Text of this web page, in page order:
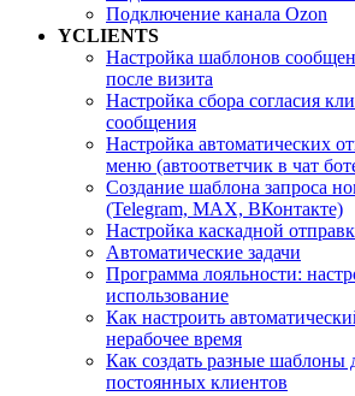
Подключение канала Ozon
YCLIENTS
Настройка шаблонов
после визита
Настройка сбора согласия
сообщения
Настройка автоматических
меню (автоответчик в чат
Создание шаблона запроса
(Telegram, MAX, ВКонтакте)
Настройка каскадной
Автоматические задачи
Программа лояльности:
использование
Как настроить
нерабочее время
Как создать разные шаблоны
постоянных клиентов